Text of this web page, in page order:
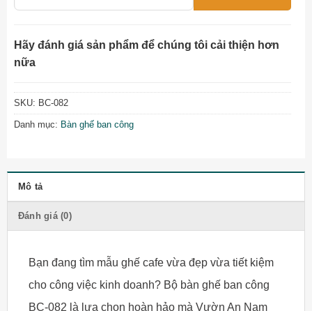
Hãy đánh giá sản phẩm để chúng tôi cải thiện hơn
nữa
SKU: BC-082
Danh mục: Bàn ghế ban công
Mô tả
Đánh giá (0)
Bạn đang tìm mẫu ghế cafe vừa đẹp vừa tiết kiệm
cho công việc kinh doanh? Bộ bàn ghế ban công
BC-082 là lựa chọn hoàn hảo mà Vườn An Nam